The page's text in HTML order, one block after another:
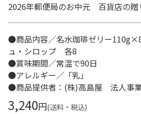
2026年郵便局のお中元 百貨店の贈
●商品内容／名水珈琲ゼリー
ュ・シロップ 各8
●賞味期間／常温で90日
●アレルギー／「乳」
●商品提供者：(株)高島屋 法人事
3,240円(送料・税込)